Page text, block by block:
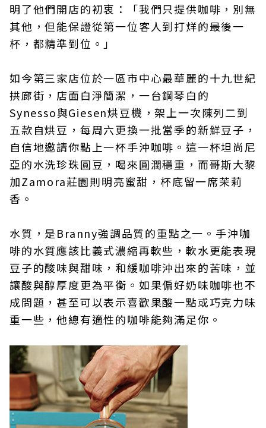
明了他們開店的初衷：「我們只提供咖啡，別無
其他，但能保證從第一位客人到打烊的最後一
杯，都精準到位。」
如今第三家店位於一區市中心最華麗的十九世紀
拱廊街，店面白淨簡潔，一台鋼琴白的
Synesso與Giesen烘豆機，架上一次陳列二到
五款自烘豆，每周六更換一批當季的新鮮豆子，
自信地邀請你點上一杯手沖咖啡。這一杯坦尚尼
亞的水洗珍珠圓豆，喝來圓潤穩重，而哥斯大黎
加Zamora莊園則明亮蜜甜，杯底留一席茉莉
香。
水質，是Branny強調品質的重點之一。手沖咖
啡的水質應該比義式濃縮再軟些，軟水更能表現
豆子的酸味與甜味，和緩咖啡沖出來的苦味，並
讓酸與醇厚度更為平衡。如果偏好奶味咖啡也不
成問題，甚至可以表示喜歡果酸一點或巧克力味
重一些，他總有適性的咖啡能夠滿足你。